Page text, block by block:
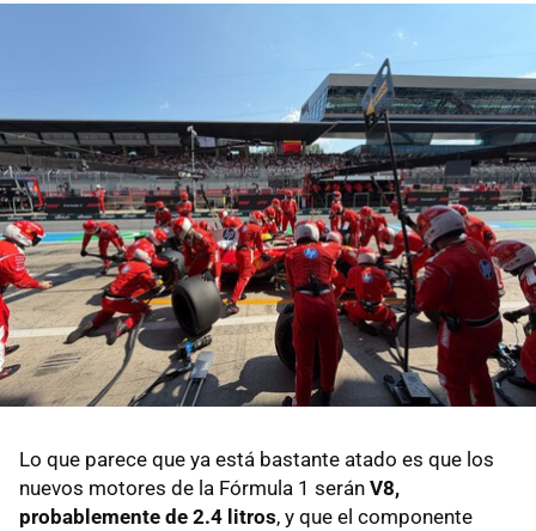
Lo que parece que ya está bastante atado es que los
nuevos motores de la Fórmula 1 serán V8,
probablemente de 2.4 litros, y que el componente